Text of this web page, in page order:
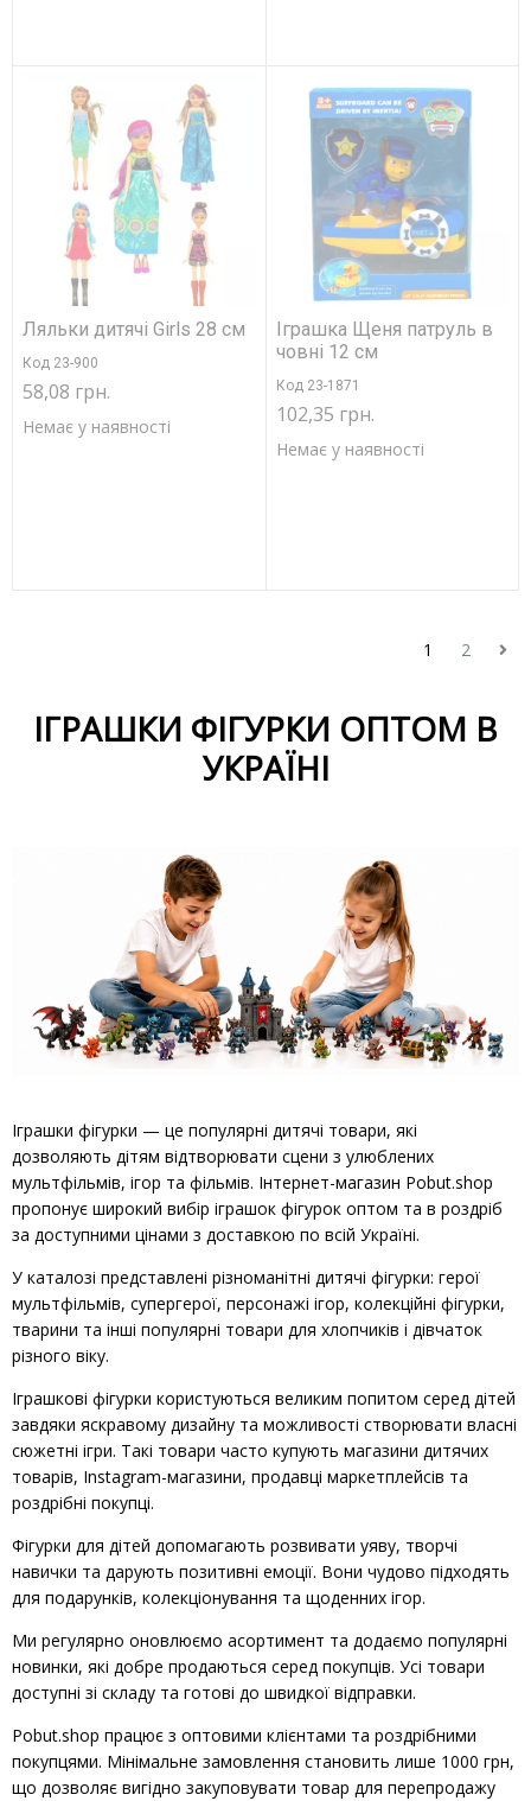
Ляльки дитячі Girls 28 см
Код 23-900
58,08 грн.
Немає у наявності
Іграшка Щеня патруль в
човні 12 см
Код 23-1871
102,35 грн.
Немає у наявності
1 2
ІГРАШКИ ФІГУРКИ ОПТОМ В
УКРАЇНІ
Іграшки фігурки — це популярні дитячі товари, які
дозволяють дітям відтворювати сцени з улюблених
мультфільмів, ігор та фільмів. Інтернет-магазин Pobut.shop
пропонує широкий вибір іграшок фігурок оптом та в роздріб
за доступними цінами з доставкою по всій Україні.
У каталозі представлені різноманітні дитячі фігурки: герої
мультфільмів, супергерої, персонажі ігор, колекційні фігурки,
тварини та інші популярні товари для хлопчиків і дівчаток
різного віку.
Іграшкові фігурки користуються великим попитом серед дітей
завдяки яскравому дизайну та можливості створювати власні
сюжетні ігри. Такі товари часто купують магазини дитячих
товарів, Instagram-магазини, продавці маркетплейсів та
роздрібні покупці.
Фігурки для дітей допомагають розвивати уяву, творчі
навички та дарують позитивні емоції. Вони чудово підходять
для подарунків, колекціонування та щоденних ігор.
Ми регулярно оновлюємо асортимент та додаємо популярні
новинки, які добре продаються серед покупців. Усі товари
доступні зі складу та готові до швидкої відправки.
Pobut.shop працює з оптовими клієнтами та роздрібними
покупцями. Мінімальне замовлення становить лише 1000 грн,
що дозволяє вигідно закуповувати товар для перепродажу